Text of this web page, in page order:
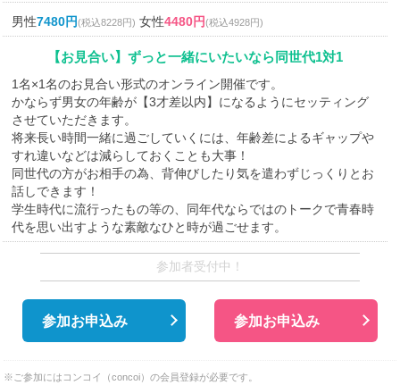
男性7480円(税込8228円) 女性4480円(税込4928円)
【お見合い】ずっと一緒にいたいなら同世代1対1
1名×1名のお見合い形式のオンライン開催です。
かならず男女の年齢が【3才差以内】になるようにセッティング
させていただきます。
将来長い時間一緒に過ごしていくには、年齢差によるギャップや
すれ違いなどは減らしておくことも大事！
同世代の方がお相手の為、背伸びしたり気を遣わずじっくりとお
話しできます！
学生時代に流行ったもの等の、同年代ならではのトークで青春時
代を思い出すような素敵なひと時が過ごせます。
参加者受付中！
参加お申込み 参加お申込み
※ご参加にはコンコイ（concoi）の会員登録が必要です。